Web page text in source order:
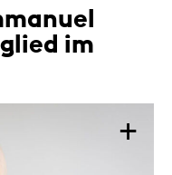
im
+